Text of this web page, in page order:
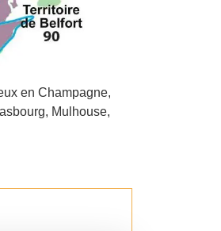
en Champagne,
Mulhouse,